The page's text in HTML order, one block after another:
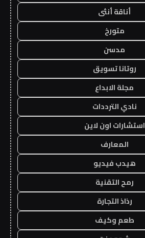
أناقة أنثى
متورخ
مدسن
روتانا تسويق
مجلة الابداع
نادي الترددات
استشارات اون لاين
المعارف
هيدب فيديو
رمح التقنية
رذاذ التجارة
طعم وكيف